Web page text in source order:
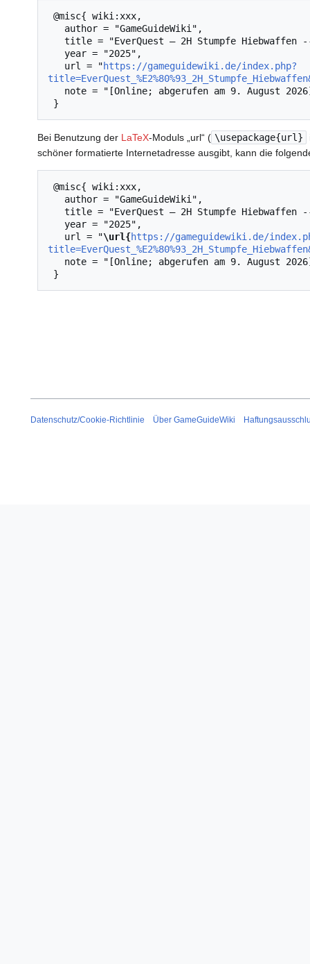
   url = "
https://gameguidewiki.de/index.php?
Bei Benutzung der LaTeX-Moduls „url“ ( \usepackage{url}
schöner formatierte Internetadresse ausgibt, kann die
   url = "
\url{https://gameguidewiki.de/
Datenschutz/Cookie-Richtlinie Über GameGuideWiki